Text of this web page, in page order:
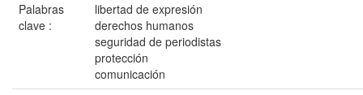
Palabras
clave :
libertad de expresión
derechos humanos
seguridad de periodistas
protección
comunicación